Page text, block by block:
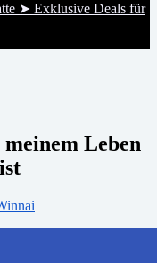
➤ Exklusive Deals für
Leben